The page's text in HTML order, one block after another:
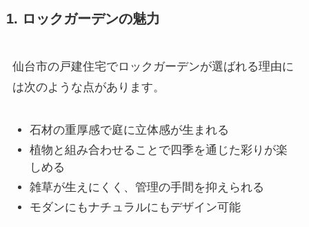
1. ロックガーデンの魅力
仙台市の戸建住宅でロックガーデンが選ばれる理由に
は次のような点があります。
石材の重厚感で庭に立体感が生まれる
植物と組み合わせることで四季を通じた彩りが楽
しめる
雑草が生えにくく、管理の手間を抑えられる
モダンにもナチュラルにもデザイン可能